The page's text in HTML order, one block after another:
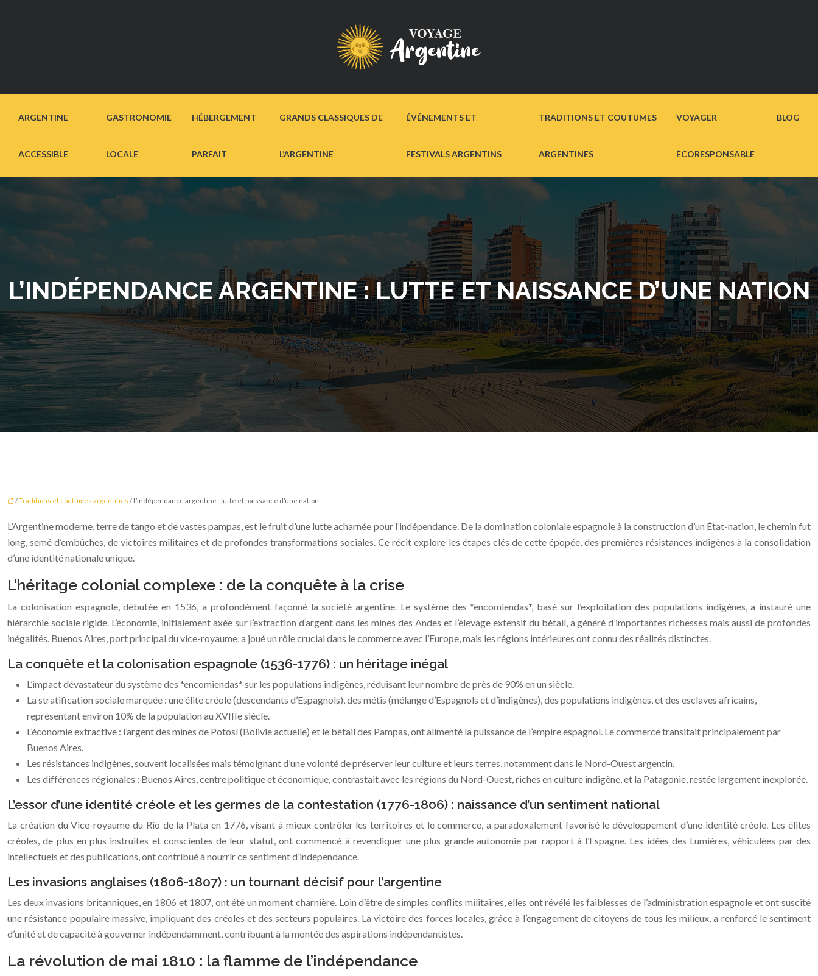
ARGENTINE
ACCESSIBLE
GASTRONOMIE
LOCALE
HÉBERGEMENT
PARFAIT
GRANDS CLASSIQUES DE
L’ARGENTINE
ÉVÉNEMENTS ET
FESTIVALS ARGENTINS
TRADITIONS ET COUTUMES
ARGENTINES
VOYAGER
ÉCORESPONSABLE
BLOG
L’INDÉPENDANCE ARGENTINE : LUTTE ET NAISSANCE D’UNE NATION
/Traditions et coutumes argentines / L’indépendance argentine : lutte et naissance d’une nation
L’Argentine moderne, terre de tango et de vastes pampas, est le fruit d’une lutte acharnée pour l’indépendance. De la domination coloniale espagnole à la construction d’un État-nation, le chemin fut
long, semé d’embûches, de victoires militaires et de profondes transformations sociales. Ce récit explore les étapes clés de cette épopée, des premières résistances indigènes à la consolidation
d’une identité nationale unique.
L’héritage colonial complexe : de la conquête à la crise
La colonisation espagnole, débutée en 1536, a profondément façonné la société argentine. Le système des *encomiendas*, basé sur l’exploitation des populations indigènes, a instauré une
hiérarchie sociale rigide. L’économie, initialement axée sur l’extraction d’argent dans les mines des Andes et l’élevage extensif du bétail, a généré d’importantes richesses mais aussi de profondes
inégalités. Buenos Aires, port principal du vice-royaume, a joué un rôle crucial dans le commerce avec l’Europe, mais les régions intérieures ont connu des réalités distinctes.
La conquête et la colonisation espagnole (1536-1776) : un héritage inégal
L’impact dévastateur du système des *encomiendas* sur les populations indigènes, réduisant leur nombre de près de 90% en un siècle.
La stratification sociale marquée : une élite créole (descendants d’Espagnols), des métis (mélange d’Espagnols et d’indigènes), des populations indigènes, et des esclaves africains,
représentant environ 10% de la population au XVIIIe siècle.
L’économie extractive : l’argent des mines de Potosí (Bolivie actuelle) et le bétail des Pampas, ont alimenté la puissance de l’empire espagnol. Le commerce transitait principalement par
Buenos Aires.
Les résistances indigènes, souvent localisées mais témoignant d’une volonté de préserver leur culture et leurs terres, notamment dans le Nord-Ouest argentin.
Les différences régionales : Buenos Aires, centre politique et économique, contrastait avec les régions du Nord-Ouest, riches en culture indigène, et la Patagonie, restée largement inexplorée.
L’essor d’une identité créole et les germes de la contestation (1776-1806) : naissance d’un sentiment national
La création du Vice-royaume du Río de la Plata en 1776, visant à mieux contrôler les territoires et le commerce, a paradoxalement favorisé le développement d’une identité créole. Les élites
créoles, de plus en plus instruites et conscientes de leur statut, ont commencé à revendiquer une plus grande autonomie par rapport à l’Espagne. Les idées des Lumières, véhiculées par des
intellectuels et des publications, ont contribué à nourrir ce sentiment d’indépendance.
Les invasions anglaises (1806-1807) : un tournant décisif pour l’argentine
Les deux invasions britanniques, en 1806 et 1807, ont été un moment charnière. Loin d’être de simples conflits militaires, elles ont révélé les faiblesses de l’administration espagnole et ont suscité
une résistance populaire massive, impliquant des créoles et des secteurs populaires. La victoire des forces locales, grâce à l’engagement de citoyens de tous les milieux, a renforcé le sentiment
d’unité et de capacité à gouverner indépendamment, contribuant à la montée des aspirations indépendantistes.
La révolution de mai 1810 : la flamme de l’indépendance